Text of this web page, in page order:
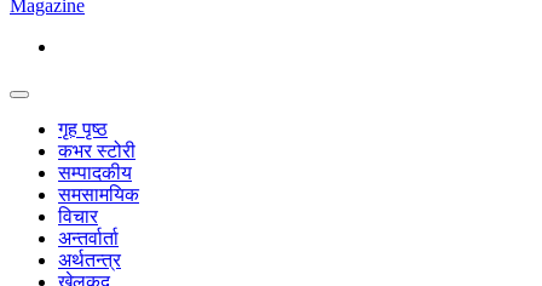
गृह पृष्ठ
कभर स्टोरी
सम्पादकीय
समसामयिक
विचार
अन्तर्वार्ता
अर्थतन्त्र
खेलकुद